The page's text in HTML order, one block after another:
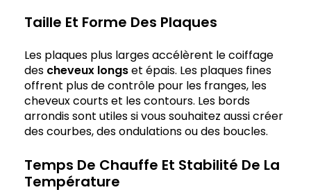
Taille Et Forme Des Plaques
Les plaques plus larges accélèrent le coiffage
des cheveux longset épais. Les plaques fines
offrent plus de contrôle pour les franges, les
cheveux courts et les contours. Les bords
arrondis sont utiles si vous souhaitez aussi créer
des courbes, des ondulations ou des boucles.
Temps De Chauffe Et Stabilité De La
Température